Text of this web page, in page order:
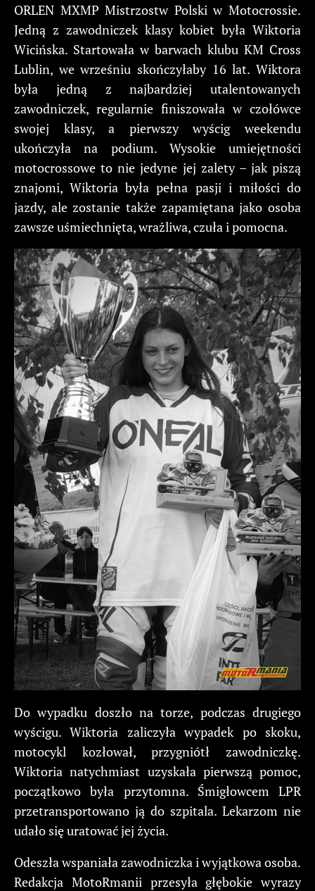
ORLEN MXMP Mistrzostw Polski w Motocrossie.
Jedną z zawodniczek klasy kobiet była Wiktoria
Wicińska. Startowała w barwach klubu KM Cross
Lublin, we wrześniu skończyłaby 16 lat. Wiktora
była jedną z najbardziej utalentowanych
zawodniczek, regularnie finiszowała w czołówce
swojej klasy, a pierwszy wyścig weekendu
ukończyła na podium. Wysokie umiejętności
motocrossowe to nie jedyne jej zalety – jak piszą
znajomi, Wiktoria była pełna pasji i miłości do
jazdy, ale zostanie także zapamiętana jako osoba
zawsze uśmiechnięta, wrażliwa, czuła i pomocna.
Do wypadku doszło na torze, podczas drugiego
wyścigu. Wiktoria zaliczyła wypadek po skoku,
motocykl kozłował, przygniótł zawodniczkę.
Wiktoria natychmiast uzyskała pierwszą pomoc,
początkowo była przytomna. Śmigłowcem LPR
przetransportowano ją do szpitala. Lekarzom nie
udało się uratować jej życia.
Odeszła wspaniała zawodniczka i wyjątkowa osoba.
Redakcja MotoRmanii przesyła głębokie wyrazy